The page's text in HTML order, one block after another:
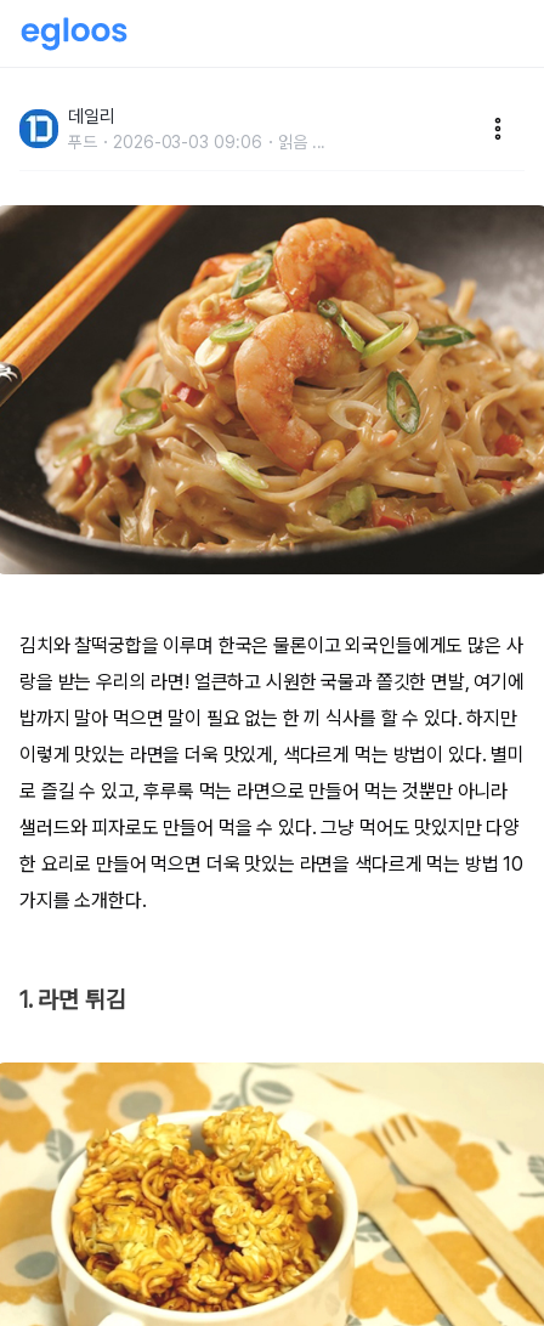
데일리
푸드 2026-03-03 09:06 읽음 ...
김치와 찰떡궁합을 이루며 한국은 물론이고 외국인들에게도 많은 사
랑을 받는 우리의 라면! 얼큰하고 시원한 국물과 쫄깃한 면발, 여기에
밥까지 말아 먹으면 말이 필요 없는 한 끼 식사를 할 수 있다. 하지만
이렇게 맛있는 라면을 더욱 맛있게, 색다르게 먹는 방법이 있다. 별미
로 즐길 수 있고, 후루룩 먹는 라면으로 만들어 먹는 것뿐만 아니라
샐러드와 피자로도 만들어 먹을 수 있다. 그냥 먹어도 맛있지만 다양
한 요리로 만들어 먹으면 더욱 맛있는 라면을 색다르게 먹는 방법 10
가지를 소개한다.
1. 라면 튀김